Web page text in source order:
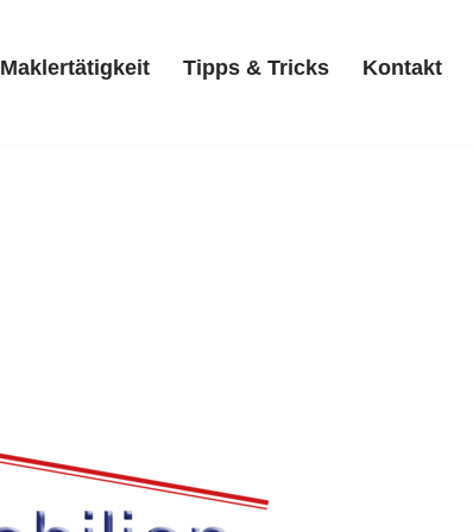
Maklertätigkeit Tipps & Tricks Kontakt